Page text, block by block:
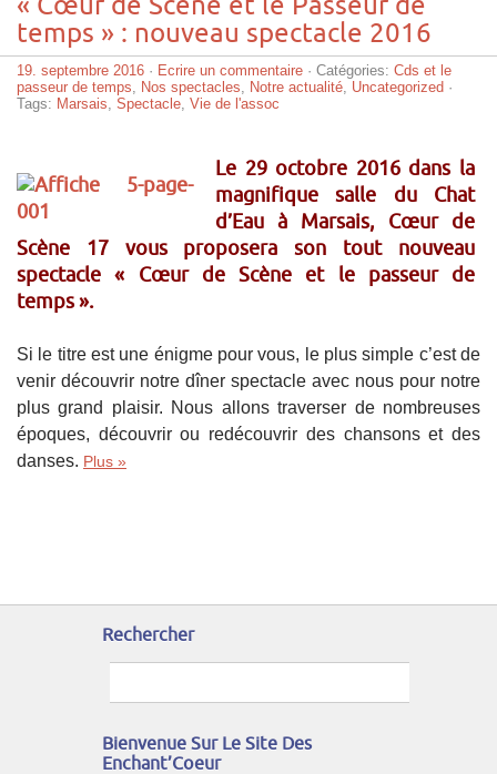
« Cœur de Scène et le Passeur de
temps » : nouveau spectacle 2016
19. septembre 2016 · Ecrire un commentaire · Catégories: Cds et le
passeur de temps
Nos spectacles Notre actualité Uncategorized ·
Tags: Marsais Spectacle Vie de l'assoc
Le 29 octobre 2016 dans la
magnifique salle du Chat
d’Eau à Marsais, Cœur de
Scène 17 vous proposera son tout nouveau
spectacle « Cœur de Scène et le passeur de
temps ».
Si le titre est une énigme pour vous, le plus simple c’est de
venir découvrir notre dîner spectacle avec nous pour notre
plus grand plaisir. Nous allons traverser de nombreuses
époques, découvrir ou redécouvrir des chansons et des
danses. Plus »
Rechercher
Bienvenue Sur Le Site Des
Enchant’Coeur